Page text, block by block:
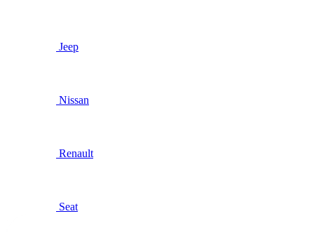
Jeep
Nissan
Renault
Seat